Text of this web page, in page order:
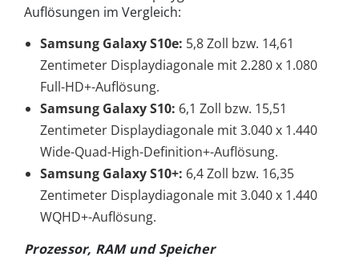
Auflösungen im Vergleich:
Samsung Galaxy S10e: 5,8 Zoll bzw. 14,61
Zentimeter Displaydiagonale mit 2.280 x 1.080
Full-HD+-Auflösung.
Samsung Galaxy S10: 6,1 Zoll bzw. 15,51
Zentimeter Displaydiagonale mit 3.040 x 1.440
Wide-Quad-High-Definition+-Auflösung.
Samsung GalaxyS10+: 6,4 Zoll bzw. 16,35
Zentimeter Displaydiagonale mit 3.040 x 1.440
WQHD+-Auflösung.
Prozessor, RAM und Speicher